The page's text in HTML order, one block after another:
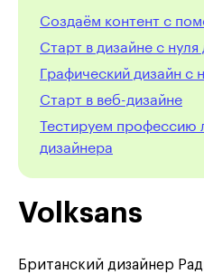
Создаём контент с
Старт в дизайне с
Графический дизайн с
Cтарт в веб-дизайне
Тестируем профессию
дизайнера
Volksans
Британский дизайнер